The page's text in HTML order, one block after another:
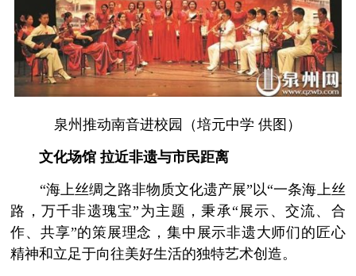
泉州推动南音进校园（培元中学 供图）
文化场馆 拉近非遗与市民距离
“海上丝绸之路非物质文化遗产展”以“一条海上丝
路，万千非遗瑰宝”为主题，秉承“展示、交流、合
作、共享”的策展理念，集中展示非遗大师们的匠心
精神和立足于向往美好生活的独特艺术创造。